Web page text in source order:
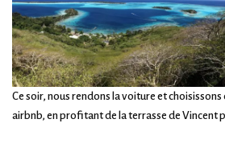
Ce soir, nous rendons la voiture et
airbnb, en profitant de la terrasse de Vincent